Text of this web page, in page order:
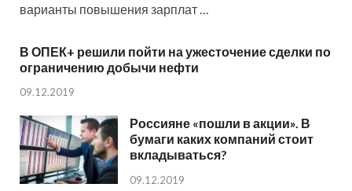
варианты повышения зарплат …
В ОПЕК+ решили пойти на ужесточение сделки по
ограничению добычи нефти
09.12.2019
Россияне «пошли в акции». В
бумаги каких компаний стоит
вкладываться?
09.12.2019